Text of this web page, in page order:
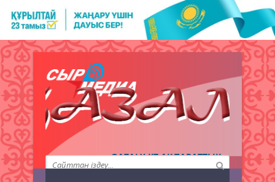
QAZALY.KZ АҚПАРАТТЫҚ
АГЕНТТІГІ